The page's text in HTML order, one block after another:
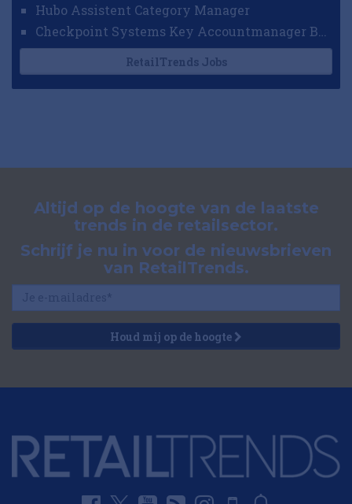
Hubo Assistent Category Manager
RetailTrends Jobs
Altijd op de hoogte van de laatste
trends in de retailsector.
Schrijf je nu in voor de nieuwsbrieven
van RetailTrends.
Houd mij op de hoogte